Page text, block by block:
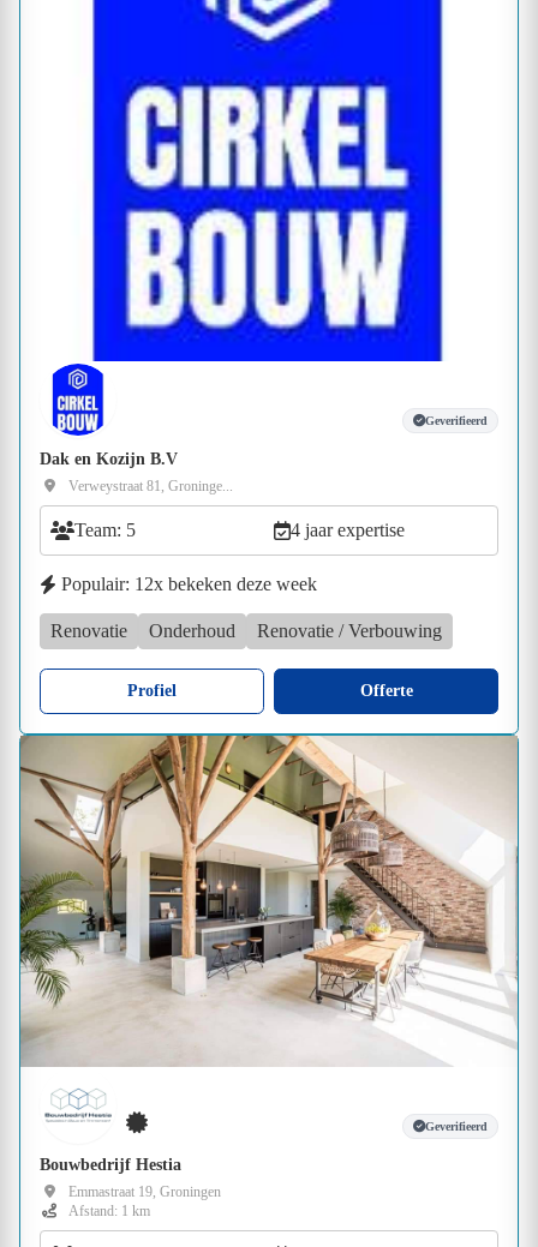
Geverifieerd
Dak en Kozijn B.V
Verweystraat 81, Groninge...
Team: 5 4 jaar expertise
Populair: 12x bekeken deze week
Renovatie Onderhoud Renovatie / Verbouwing
Profiel Offerte
Geverifieerd
Bouwbedrijf Hestia
Emmastraat 19, Groningen
Afstand: 1 km